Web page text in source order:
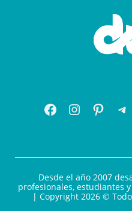
Desde el año 2007
profesionales, estudiantes
| Copyright 2026 ©